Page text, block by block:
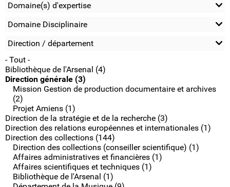
Domaine(s) d'expertise
Domaine Disciplinaire
Direction / département
- Tout -
Bibliothèque de l'Arsenal (4)
Direction générale (3)
Mission Gestion de production documentaire et archives
(2)
Projet Amiens (1)
Direction de la stratégie et de la recherche (3)
Direction des relations européennes et internationales (1)
Direction des collections (144)
Direction des collections (conseiller scientifique) (1)
Affaires administratives et financières (1)
Affaires scientifiques et techniques (1)
Bibliothèque de l'Arsenal (1)